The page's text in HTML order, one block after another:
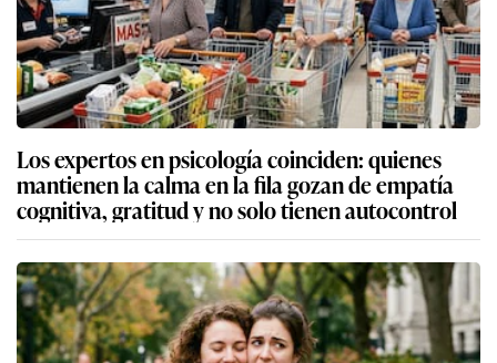
Los expertos en psicología coinciden: quienes
mantienen la calma en la fila gozan de empatía
cognitiva, gratitud y no solo tienen autocontrol